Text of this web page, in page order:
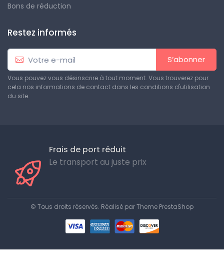
Bons de réduction
Restez informés
S’abonner
Vous pouvez vous désinscrire à tout moment. Vous trouverez pour
cela nos informations de contact dans les conditions d'utilisation
du site.
Frais de port réduit
Le transport au juste prix
© Tous droits réservés. Réalisé parTheme PrestaShop